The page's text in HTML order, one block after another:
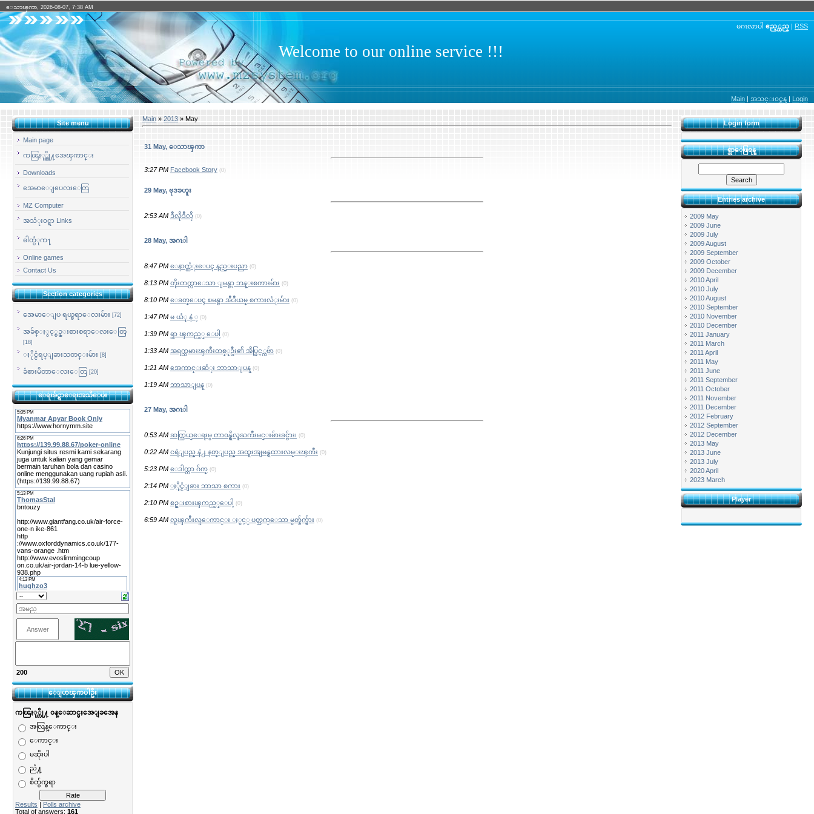
ေသာၾကာ, 2026-08-07, 7:38 AM
မဂၤလာပါ ဧည့္သည္ | RSS
Welcome to our online service !!!
Main | အသင္း၀င္ရန္ | Login
Site menu
Main page
ကၽြႏု္ပ္တို႔အေၾကာင္း
Downloads
အေမာေျပေလးေတြ
MZ Computer
အသံုး၀င္ရာ Links
ဓါတ္ပံုက႑
Online games
Contact Us
Section categories
အေမာေျပ ရယ္စရာေလးမ်ား [72]
အခ်စ္ႏွင့္စဥ္းစားစရာေလးေတြ
[18]
ႏိုင္ငံရပ္ျခားသတင္းမ်ား [8]
ခံစားမိတာေလးေတြ [20]
ေရးခ်င္ရာေရးအသိေပး
200
ေျပာၾကပါဦး
ကၽြႏု္တို႔ ၀န္ေဆာင္မႈအေျခအေန
အလြန္ေကာင္း
ေကာင္း
မဆိုးပါ
ညံ႔
စိတ္ပ်က္စရာ
Results | Polls archive
Total of answers: 161
Main » 2013 » May
31 May, ေသာၾကာ
3:27 PM Facebook Story (0)
29 May, ဗုဒၶဟူး
2:53 AM ဒီလိုဒီလို (0)
28 May, အဂၤါ
8:47 PM ေနာက္ဆံုးေပၚ နည္းပညာ (0)
8:13 PM တိုးတက္လာေသာ ျမန္မာ့ ဘန္းစကားမ်ား (0)
8:10 PM ေခတ္ေပၚ ၿမန္မာ အီဒီယမ္ စကားလံုးမ်ား (0)
1:47 PM မ ယံု နဲ ့ (0)
1:39 PM ရွာ ၾကည့္ ေပါ့ (0)
1:33 AM အရက္သမားၾကီးတစ္္ဦး၏ အိပ္ဖြင့္ကဗ်ာ (0)
1:21 AM အေကာင္းဆံုး ဘာသာျပန္ (0)
1:19 AM ဘာသာျပန္ (0)
27 May, အဂၤါ
0:53 AM ဆက္သြယ္ေရးမွ တာ၀န္ရွိလူႀကီးမင္းမ်ားခင္ဗ်ား၊ (0)
0:22 AM ငရဲျပည္ နဲ႕ နတ္ျပည္ အထူးအျမန္ရထားလမ္းၾကီး (0)
5:23 PM ေဒါက္တာ ဂ်က္ (0)
2:14 PM ႏိုင္ငံျခား ဘာသာ စကား (0)
2:10 PM စဥ္းစားၾကည့္ေပါ့ (0)
6:59 AM လူၾကီးလူေကာင္း ႏွင့္ ပတ္သက္ေသာ မွတ္ခ်က္မ်ား (0)
Login form
ရွာေဖြရန္
Entries archive
2009 May
2009 June
2009 July
2009 August
2009 September
2009 October
2009 December
2010 April
2010 July
2010 August
2010 September
2010 November
2010 December
2011 January
2011 March
2011 April
2011 May
2011 June
2011 September
2011 October
2011 November
2011 December
2012 February
2012 September
2012 December
2013 May
2013 June
2013 July
2020 April
2023 March
Player